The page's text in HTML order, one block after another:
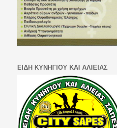
ΕΙΔΗ ΚΥΝΗΓΙΟΥ ΚΑΙ ΑΛΙΕΙΑΣ